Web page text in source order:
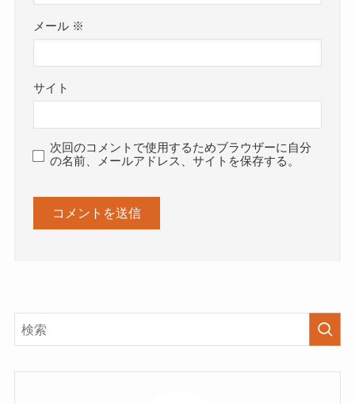
メール ※
サイト
次回のコメントで使用するためブラウザーに自分
の名前、メールアドレス、サイトを保存する。